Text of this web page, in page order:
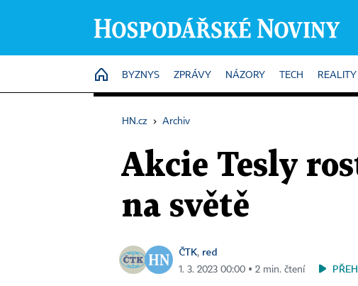
HOME
BYZNYS ZPRÁVY NÁZORY TECH REALITY
HN.cz › Archiv
Akcie Tesly
na světě
ČTK, red
1. 3. 2023 00:00 ▪ 2 min. čtení